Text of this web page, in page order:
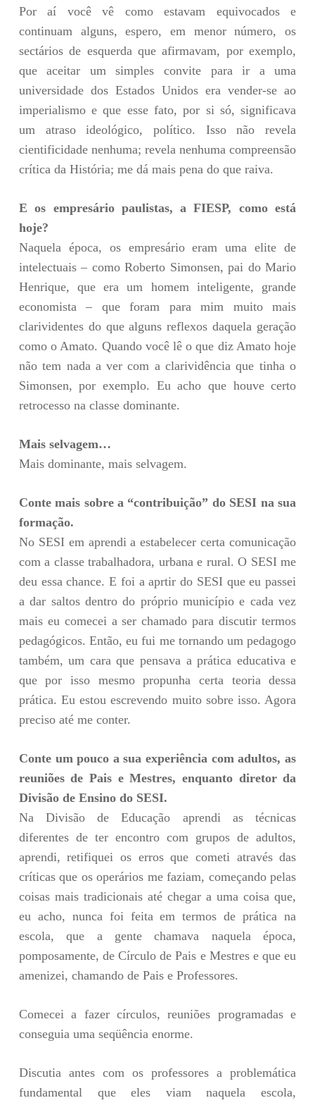
Por aí você vê como estavam equivocados e
continuam alguns, espero, em menor número, os
sectários de esquerda que afirmavam, por exemplo,
que aceitar um simples convite para ir a uma
universidade dos Estados Unidos era vender-se ao
imperialismo e que esse fato, por si só, significava
um atraso ideológico, político. Isso não revela
cientificidade nenhuma; revela nenhuma compreensão
crítica da História; me dá mais pena do que raiva.
E os empresário paulistas, a FIESP, como está
hoje?
Naquela época, os empresário eram uma elite de
intelectuais – como Roberto Simonsen, pai do Mario
Henrique, que era um homem inteligente, grande
economista – que foram para mim muito mais
clarividentes do que alguns reflexos daquela geração
como o Amato. Quando você lê o que diz Amato hoje
não tem nada a ver com a clarividência que tinha o
Simonsen, por exemplo. Eu acho que houve certo
retrocesso na classe dominante.
Mais selvagem…
Mais dominante, mais selvagem.
Conte mais sobre a “contribuição” do SESI na sua
formação.
No SESI em aprendi a estabelecer certa comunicação
com a classe trabalhadora, urbana e rural. O SESI me
deu essa chance. E foi a aprtir do SESI que eu passei
a dar saltos dentro do próprio município e cada vez
mais eu comecei a ser chamado para discutir termos
pedagógicos. Então, eu fui me tornando um pedagogo
também, um cara que pensava a prática educativa e
que por isso mesmo propunha certa teoria dessa
prática. Eu estou escrevendo muito sobre isso. Agora
preciso até me conter.
Conte um pouco a sua experiência com adultos, as
reuniões de Pais e Mestres, enquanto diretor da
Divisão de Ensino do SESI.
Na Divisão de Educação aprendi as técnicas
diferentes de ter encontro com grupos de adultos,
aprendi, retifiquei os erros que cometi através das
críticas que os operários me faziam, começando pelas
coisas mais tradicionais até chegar a uma coisa que,
eu acho, nunca foi feita em termos de prática na
escola, que a gente chamava naquela época,
pomposamente, de Círculo de Pais e Mestres e que eu
amenizei, chamando de Pais e Professores.
Comecei a fazer círculos, reuniões programadas e
conseguia uma seqüência enorme.
Discutia antes com os professores a problemática
fundamental que eles viam naquela escola,